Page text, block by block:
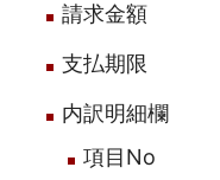
請求金額
支払期限
内訳明細欄
項目No